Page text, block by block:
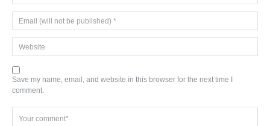
Save my name, email, and website in this browser for the next time I
comment.